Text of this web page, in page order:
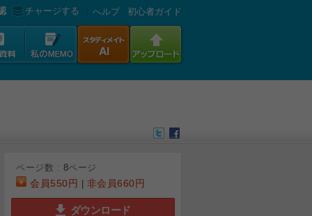
チャージする へルプ 初心者ガイド
ページ数 : 8ページ
会員550円 非会員660円
ダウンロード